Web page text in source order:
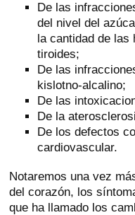
De las
del nivel del
la cantidad de las
tiroides;
De las
kislotno-alcalino;
De las
De la
De los defectos
cardiovascular.
Notaremos una vez
del corazón, los
que ha llamado los